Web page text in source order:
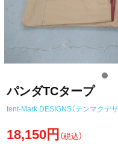
パンダTCタープ
tent-Mark DESIGNS（テンマクデザ
18,150円（税込）